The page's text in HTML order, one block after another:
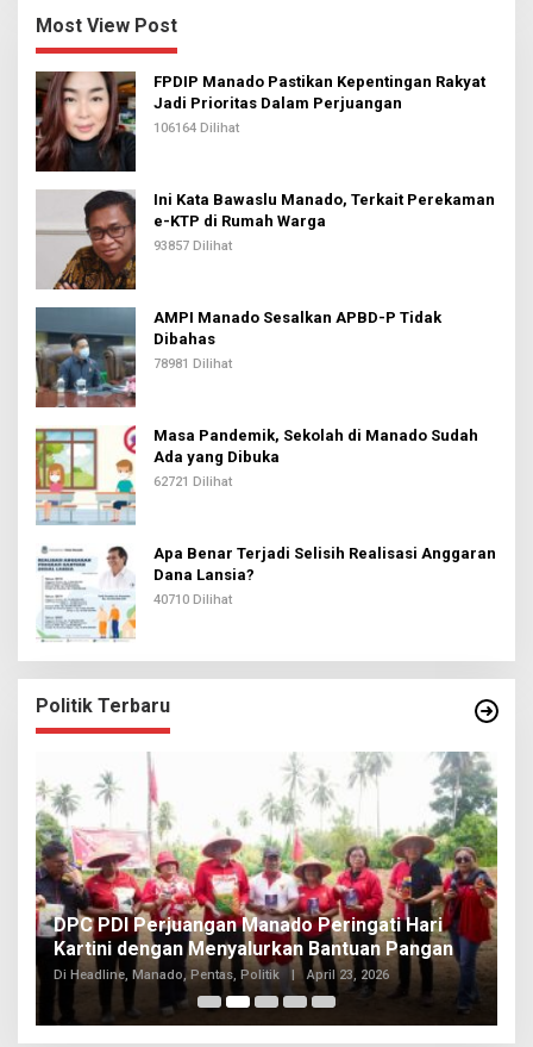
Most View Post
FPDIP Manado Pastikan Kepentingan Rakyat
Jadi Prioritas Dalam Perjuangan
106164 Dilihat
Ini Kata Bawaslu Manado, Terkait Perekaman
e-KTP di Rumah Warga
93857 Dilihat
AMPI Manado Sesalkan APBD-P Tidak
Dibahas
78981 Dilihat
Masa Pandemik, Sekolah di Manado Sudah
Ada yang Dibuka
62721 Dilihat
Apa Benar Terjadi Selisih Realisasi Anggaran
Dana Lansia?
40710 Dilihat
Politik Terbaru
DPC PDI Perjuangan Manado Peringati Hari
Kartini dengan Menyalurkan Bantuan Pangan
Di Headline, Manado, Pentas, Politik April 23, 2026